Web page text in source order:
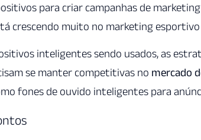
para criar campanhas de
crescendo muito no marketing
inteligentes sendo usados, as
se manter competitivas no mercado
fones de ouvido inteligentes para